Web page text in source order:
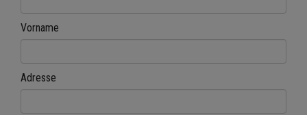
Vorname
Adresse